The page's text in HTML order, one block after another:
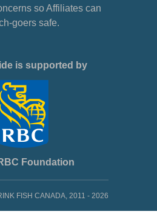
so Affiliates can
goers safe.
is supported by
Foundation
FISH CANADA, 2011 - 2026